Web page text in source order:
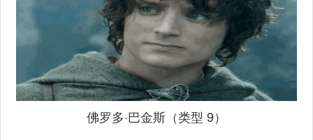
佛罗多·巴金斯（类型 9）